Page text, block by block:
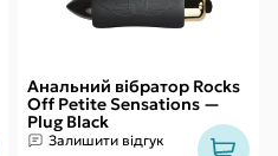
Анальний вібратор Rocks
Off Petite Sensations —
Plug Black
Залишити відгук